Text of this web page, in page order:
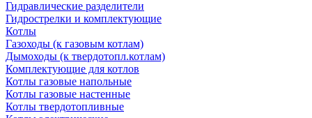
Гидравлические разделители
Гидрострелки и комплектующие
Котлы
Газоходы (к газовым котлам)
Дымоходы (к твердотопл.котлам)
Комплектующие для котлов
Котлы газовые напольные
Котлы газовые настенные
Котлы твердотопливные